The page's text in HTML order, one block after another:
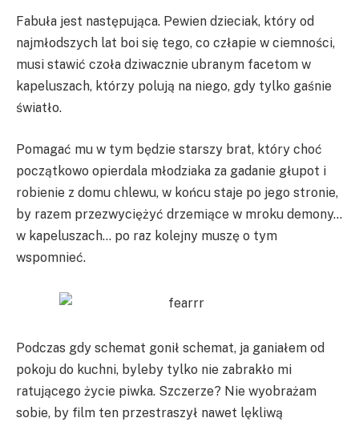
Fabuła jest następująca. Pewien dzieciak, który od
najmłodszych lat boi się tego, co człapie w ciemności,
musi stawić czoła dziwacznie ubranym facetom w
kapeluszach, którzy polują na niego, gdy tylko gaśnie
światło.
Pomagać mu w tym będzie starszy brat, który choć
początkowo opierdala młodziaka za gadanie głupot i
robienie z domu chlewu, w końcu staje po jego stronie,
by razem przezwyciężyć drzemiące w mroku demony…
w kapeluszach… po raz kolejny muszę o tym
wspomnieć.
Podczas gdy schemat gonił schemat, ja ganiałem od
pokoju do kuchni, byleby tylko nie zabrakło mi
ratującego życie piwka. Szczerze? Nie wyobrażam
sobie, by film ten przestraszył nawet lękliwą